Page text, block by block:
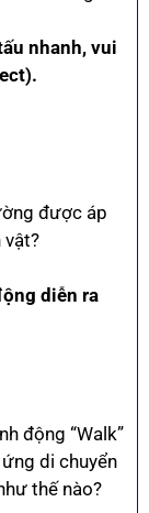
nhanh, vui
được áp
vật?
diễn ra
động “Walk”
di chuyển
thế nào?